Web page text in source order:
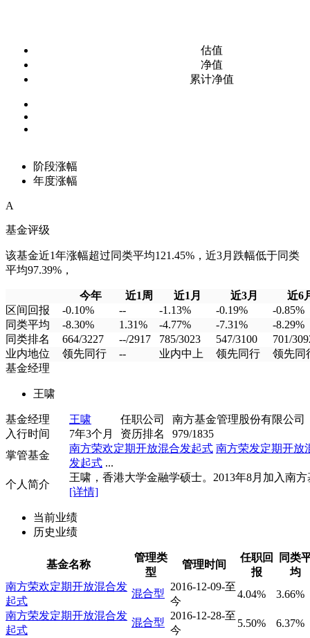
估值
净值
累计净值
阶段涨幅
年度涨幅
A
基金评级
该基金近1年涨幅超过同类平均121.45%，近3月跌幅低于同类
平均97.39%，
今年 近1周 近1月 近3月
近6
区间回报
-0.10% -- -1.13% -0.19%
-0.85%
同类平均
-8.30% 1.31% -4.77% -7.31%
-8.29%
同类排名
664/3227 --/2917 785/3023 547/3100
701/
业内地位
领先同行 -- 业内中上 领先同行
领先同
基金经理
王啸
基金经理 王啸 任职公司
南方基金管理股份有限公司
入行时间
7年3个月 资历排名
979/1835
掌管基金
南方荣欢定期开放混合发起式 南方荣发定期开放
发起式 ...
个人简介
王啸，香港大学金融学硕士。2013年8月加入南方
[详情]
当前业绩
历史业绩
基金名称
管理类
型
管理时间
任职回
报
同类
均
南方荣欢定期开放混合发
起式
混合型
2016-12-09-至
今
4.04%
3.66%
南方荣发定期开放混合发
起式
混合型
2016-12-28-至
今
5.50% 6.37%